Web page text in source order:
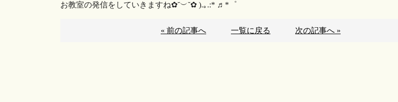
お教室の発信をしていきますね✿︎˘︶˘✿︎ ).｡.:* ♬︎*゜
« 前の記事へ 一覧に戻る 次の記事へ »